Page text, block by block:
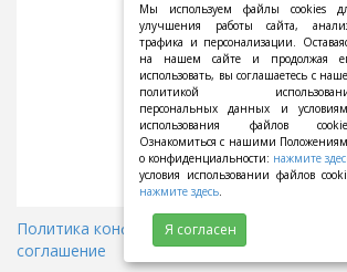
Политика конфиденциальности
соглашение
Мы используем файлы cookies
улучшения работы сайта,
трафика и персонализации.
на нашем сайте и продолжая
использовать, вы соглашаетесь с
политикой
персональных данных и
использования файлов
Ознакомиться с нашими
о конфиденциальности: нажмите
условия использовании файлов
нажмите здесь.
Я согласен